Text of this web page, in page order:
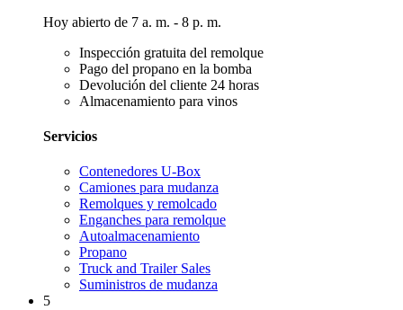
Hoy abierto de 7 a. m. - 8 p. m.
Inspección gratuita del remolque
Pago del propano en la bomba
Devolución del cliente 24 horas
Almacenamiento para vinos
Servicios
Contenedores U-Box
Camiones para mudanza
Remolques y remolcado
Enganches para remolque
Autoalmacenamiento
Propano
Truck and Trailer Sales
Suministros de mudanza
5